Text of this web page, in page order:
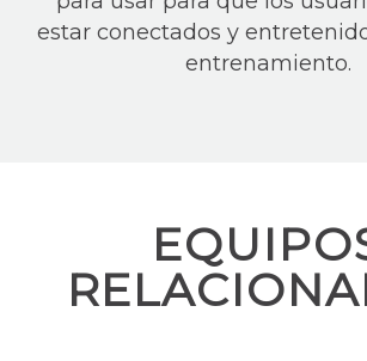
estar conectados y
entrenamiento.